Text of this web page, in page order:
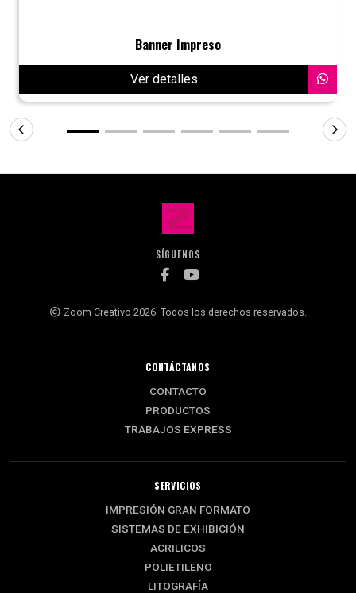
Banner Impreso
Ver detalles
SÍGUENOS
Zoom Creativo 2026. Todos los derechos reservados.
CONTÁCTANOS
CONTACTO
PRODUCTOS
TRABAJOS EXPRESS
SERVICIOS
IMPRESIÓN GRAN FORMATO
SISTEMAS DE EXHIBICIÓN
ACRILICOS
POLIETILENO
LITOGRAFÍA